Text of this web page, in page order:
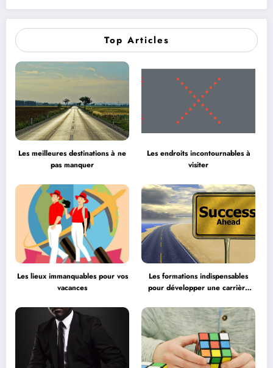
Top Articles
Les meilleures destinations à ne
pas manquer
Les endroits incontournables à
visiter
Les lieux immanquables pour vos
vacances
Les formations indispensables
pour développer une carrière